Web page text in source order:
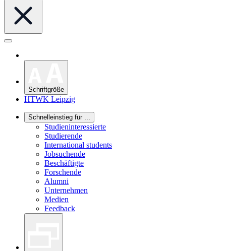
Schriftgröße
HTWK Leipzig
Schnelleinstieg für ...
Studieninteressierte
Studierende
International students
Jobsuchende
Beschäftigte
Forschende
Alumni
Unternehmen
Medien
Feedback